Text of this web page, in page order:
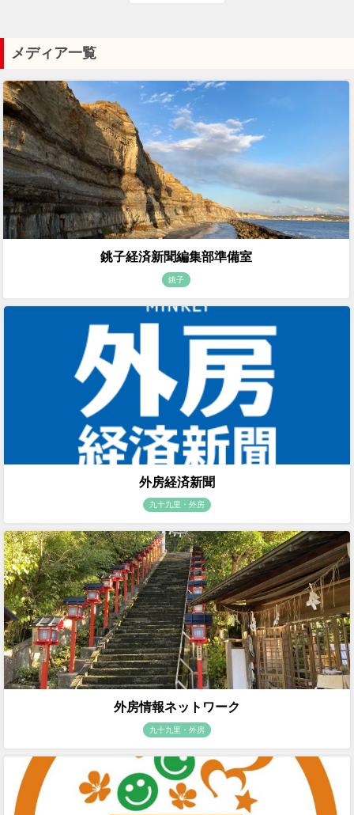
メディア一覧
銚子経済新聞編集部準備室
銚子
外房経済新聞
九十九里・外房
外房情報ネットワーク
九十九里・外房